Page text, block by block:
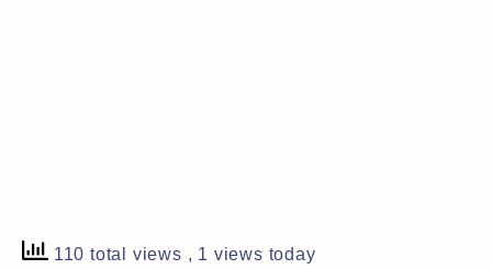
110 total views , 1 views today